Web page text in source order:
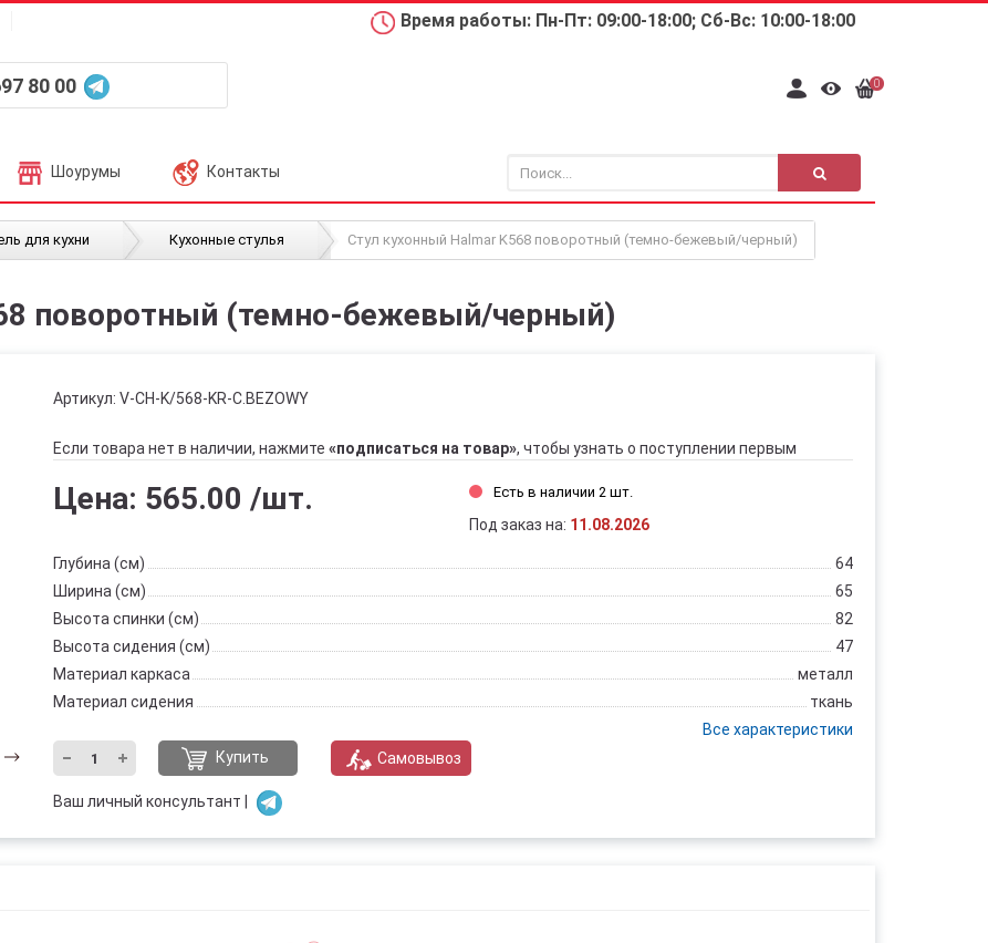
Время работы: Пн-Пт: 09:00-18:00; Сб-Вс: 10:00-18:00
80 00 0
Шоурумы Контакты
для кухни / Кухонные стулья / Стул кухонный Halmar K568 поворотный (темно-бежевый/черный)
поворотный (темно-бежевый/черный)
Артикул: V-CH-K/568-KR-C.BEZOWY
Если товара нет в наличии, нажмите «подписаться на товар», чтобы узнать о поступлении первым
Цена: 565.00 /шт. Есть в наличии 2 шт.
Под заказ на: 11.08.2026
Глубина (см)
64
Ширина (см)
65
Высота спинки (см)
82
Высота сидения (см)
47
Материал каркаса
металл
Материал сидения
ткань
Все характеристики
Купить
Самовывоз
Ваш личный консультант |